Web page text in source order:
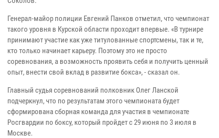
Генерал-майор полиции Евгений Панков отметил, что чемпионат
такого уровня в Курской области проходит впервые. «В турнире
принимают участие как уже титулованные спортсмены, так и те,
кто только начинает карьеру. Поэтому это не просто
соревнования, а возможность проявить себя и получить ценный
опыт, внести свой вклад в развитие бокса», - сказал он.
Главный судья соревнований полковник Олег Ланской
подчеркнул, что по результатам этого чемпионата будет
сформирована сборная команда для участия в чемпионате
Росгвардии по боксу, который пройдет с 29 июня по 3 июля в
Москве.